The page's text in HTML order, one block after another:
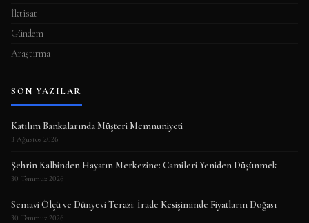
İktisat
Gündem
Araştırma
SON YAZILAR
Katılım Bankalarında Müşteri Memnuniyeti
3 Ağustos 2026
Şehrin Kalbinden Hayatın Merkezine: Camileri Yeniden Düşünmek
30 Temmuz 2026
Semavi Ölçü ve Dünyevi Terazi: İrade Kesişiminde Fiyatların Doğası
30 Temmuz 2026